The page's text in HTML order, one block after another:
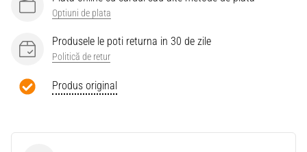
Optiuni de plata
Produsele le poti returna in 30 de zile
Politică de retur
Produs original